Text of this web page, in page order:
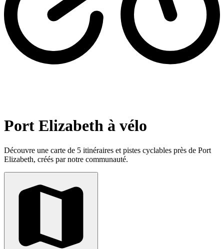
Port Elizabeth à vélo
Découvre une carte de 5 itinéraires et pistes cyclables près de Port
Elizabeth, créés par notre communauté.